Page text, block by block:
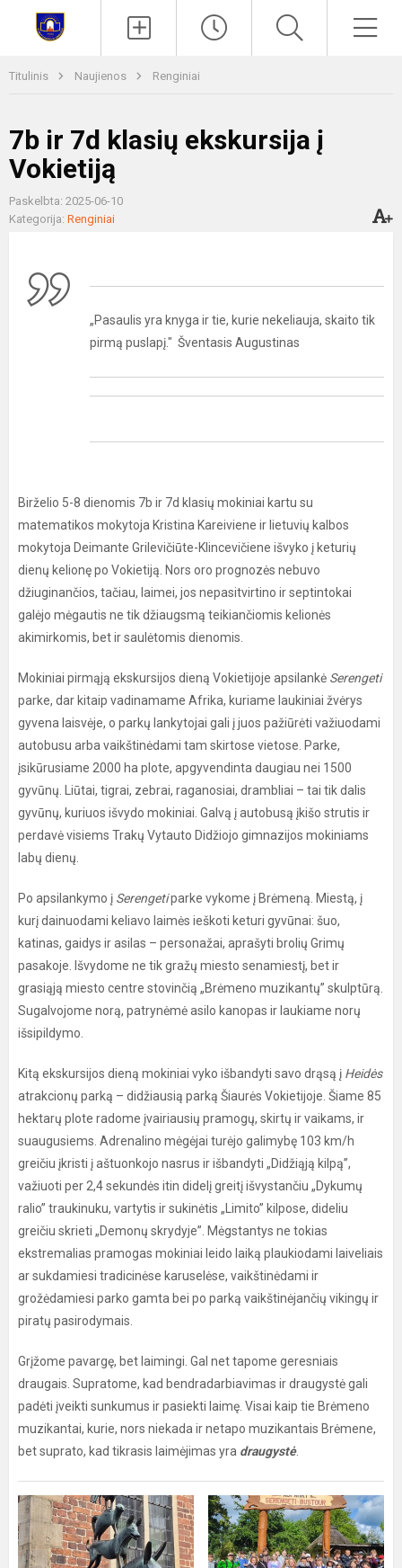
Titulinis Naujienos Renginiai
7b ir 7d klasių ekskursija į
Vokietiją
Paskelbta: 2025-06-10
Kategorija: Renginiai
„Pasaulis yra knyga ir tie, kurie nekeliauja, skaito tik
pirmą puslapį." Šventasis Augustinas
Birželio 5-8 dienomis 7b ir 7d klasių mokiniai kartu su
matematikos mokytoja Kristina Kareiviene ir lietuvių kalbos
mokytoja Deimante Grilevičiūte-Klincevičiene išvyko į keturių
dienų kelionę po Vokietiją. Nors oro prognozės nebuvo
džiuginančios, tačiau, laimei, jos nepasitvirtino ir septintokai
galėjo mėgautis ne tik džiaugsmą teikiančiomis kelionės
akimirkomis, bet ir saulėtomis dienomis.
Mokiniai pirmąją ekskursijos dieną Vokietijoje apsilankė Serengeti
parke, dar kitaip vadinamame Afrika, kuriame laukiniai žvėrys
gyvena laisvėje, o parkų lankytojai gali į juos pažiūrėti važiuodami
autobusu arba vaikštinėdami tam skirtose vietose. Parke,
įsikūrusiame 2000 ha plote, apgyvendinta daugiau nei 1500
gyvūnų. Liūtai, tigrai, zebrai, raganosiai, drambliai – tai tik dalis
gyvūnų, kuriuos išvydo mokiniai. Galvą į autobusą įkišo strutis ir
perdavė visiems Trakų Vytauto Didžiojo gimnazijos mokiniams
labų dienų.
Po apsilankymo į Serengetiparke vykome į Brėmeną. Miestą, į
kurį dainuodami keliavo laimės ieškoti keturi gyvūnai: šuo,
katinas, gaidys ir asilas – personažai, aprašyti brolių Grimų
pasakoje. Išvydome ne tik gražų miesto senamiestį, bet ir
grasiąją miesto centre stovinčią „Brėmeno muzikantų” skulptūrą.
Sugalvojome norą, patrynėmė asilo kanopas ir laukiame norų
išsipildymo.
Kitą ekskursijos dieną mokiniai vyko išbandyti savo drąsą į Heidės
atrakcionų parką – didžiausią parką Šiaurės Vokietijoje. Šiame 85
hektarų plote radome įvairiausių pramogų, skirtų ir vaikams, ir
suaugusiems. Adrenalino mėgėjai turėjo galimybę 103 km/h
greičiu įkristi į aštuonkojo nasrus ir išbandyti „Didžiąją kilpą”,
važiuoti per 2,4 sekundės itin didelį greitį išvystančiu „Dykumų
ralio” traukinuku, vartytis ir sukinėtis „Limito” kilpose, dideliu
greičiu skrieti „Demonų skrydyje”. Mėgstantys ne tokias
ekstremalias pramogas mokiniai leido laiką plaukiodami laiveliais
ar sukdamiesi tradicinėse karuselėse, vaikštinėdami ir
grožėdamiesi parko gamta bei po parką vaikštinėjančių vikingų ir
piratų pasirodymais.
Grįžome pavargę, bet laimingi. Gal net tapome geresniais
draugais. Supratome, kad bendradarbiavimas ir draugystė gali
padėti įveikti sunkumus ir pasiekti laimę. Visai kaip tie Brėmeno
muzikantai, kurie, nors niekada ir netapo muzikantais Brėmene,
bet suprato, kad tikrasis laimėjimas yra draugystė.